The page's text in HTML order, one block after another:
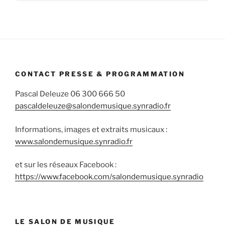
CONTACT PRESSE & PROGRAMMATION
Pascal Deleuze 06 300 666 50
pascaldeleuze@salondemusique.synradio.fr
Informations, images et extraits musicaux :
www.salondemusique.synradio.fr
et sur les réseaux Facebook :
https://www.facebook.com/salondemusique.synradio
LE SALON DE MUSIQUE